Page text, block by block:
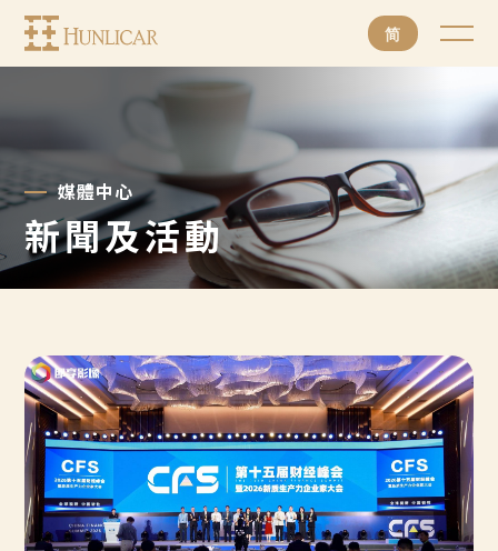
亨
利
加
集
團
有
限
司
简
媒體中心
新聞及活動